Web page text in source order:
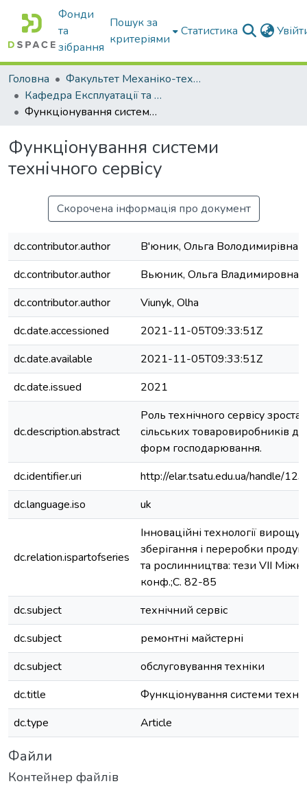
Фонди
та
зібрання
Пошук за
критеріями
Статистика
Головна
Факультет Механіко-технологічний
Кафедра Експлуатації та технічного сервісу машин
Функціонування системи технічного сервісу
Функціонування системи
технічного сервісу
Скорочена інформація про документ
dc.contributor.author
В'юник, Ольга Володимирівна
dc.contributor.author
Вьюник, Ольга Владимировна
dc.contributor.author
Viunyk, Olha
dc.date.accessioned
2021-11-05T09:33:51Z
dc.date.available
2021-11-05T09:33:51Z
dc.date.issued
2021
dc.description.abstract
Роль технічного сервісу
сільських товаровиробників
форм господарювання.
dc.identifier.uri
http://elar.tsatu.edu.ua/handle/
dc.language.iso
uk
dc.relation.ispartofseries
Інноваційні технології
зберігання і переробки
та рослинництва: тези VІІ
конф.;С. 82-85
dc.subject
технічний сервіс
dc.subject
ремонтні майстерні
dc.subject
обслуговування техніки
dc.title
Функціонування системи
dc.type
Article
Файли
Контейнер файлів